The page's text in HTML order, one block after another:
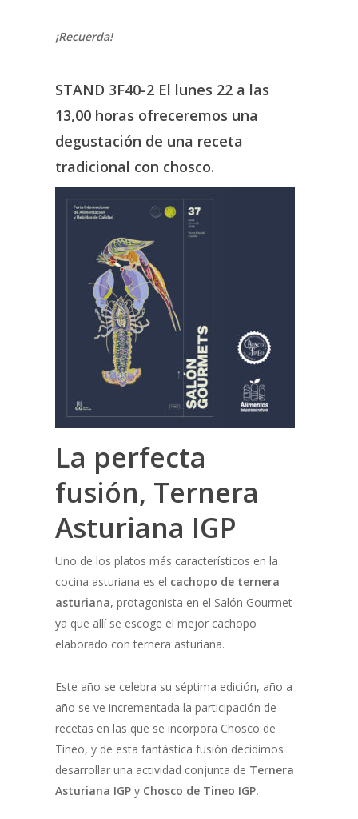
¡Recuerda!
STAND 3F40-2 El lunes 22 a las
13,00 horas ofreceremos una
degustación de una receta
tradicional con chosco.
La perfecta
fusión, Ternera
Asturiana IGP
Uno de los platos más característicos en la
cocina asturiana es el cachopo de ternera
asturiana, protagonista en el Salón Gourmet
ya que allí se escoge el mejor cachopo
elaborado con ternera asturiana.
Este año se celebra su séptima edición, año a
año se ve incrementada la participación de
recetas en las que se incorpora Chosco de
Tineo, y de esta fantástica fusión decidimos
desarrollar una actividad conjunta de Ternera
Asturiana IGPy Chosco de Tineo IGP.